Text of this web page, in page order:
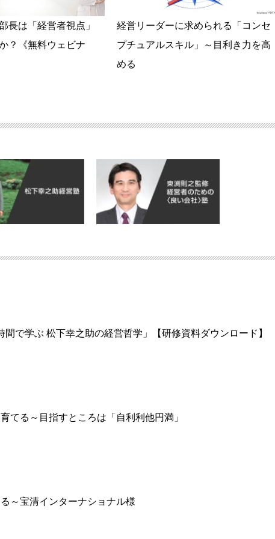
長は「経営者視点」
？《無料ウェビナ
経営リーダーに求められる「コンセ
プチュアルスキル」～目利き力を高
める
間で学ぶ 松下幸之助の経営哲学」【研修資料ダウンロード】
てる～目指すところは「自利利他円満」
～宝清インターナショナル様